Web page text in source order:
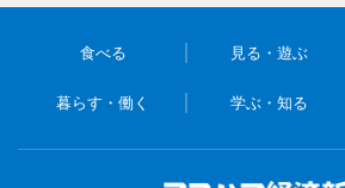
食べる 見る・遊ぶ
暮らす・働く 学ぶ・知る